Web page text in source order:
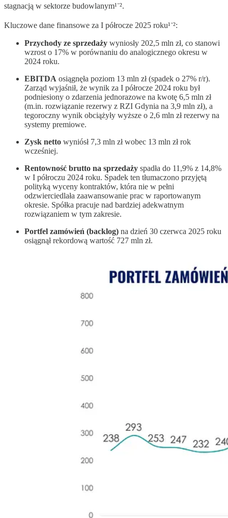
stagnacją w sektorze budowlanym¹⁻².
Kluczowe dane finansowe za I półrocze 2025 roku¹⁻²:
Przychody ze sprzedaży wyniosły 202,5 mln zł, co stanowi
wzrost o 17% w porównaniu do analogicznego okresu w
2024 roku.
EBITDA osiągnęła poziom 13 mln zł (spadek o 27% r/r).
Zarząd wyjaśnił, że wynik za I półrocze 2024 roku był
podniesiony o zdarzenia jednorazowe na kwotę 6,5 mln zł
(m.in. rozwiązanie rezerwy z RZI Gdynia na 3,9 mln zł), a
tegoroczny wynik obciążyły wyższe o 2,6 mln zł rezerwy na
systemy premiowe.
Zysk netto wyniósł 7,3 mln zł wobec 13 mln zł rok
wcześniej.
Rentowność brutto na sprzedaży spadła do 11,9% z 14,8%
w I półroczu 2024 roku. Spadek ten tłumaczono przyjętą
polityką wyceny kontraktów, która nie w pełni
odzwierciedlała zaawansowanie prac w raportowanym
okresie. Spółka pracuje nad bardziej adekwatnym
rozwiązaniem w tym zakresie.
Portfel zamówień (backlog) na dzień 30 czerwca 2025 roku
osiągnął rekordową wartość 727 mln zł.